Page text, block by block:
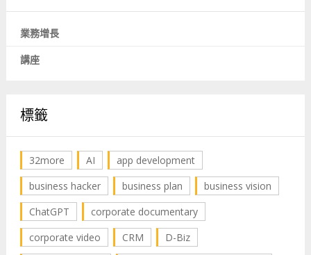
業務增長
講座
標籤
32more AI
app development
business hacker
business plan
business vision
ChatGPT
corporate documentary
corporate video
CRM
D-Biz